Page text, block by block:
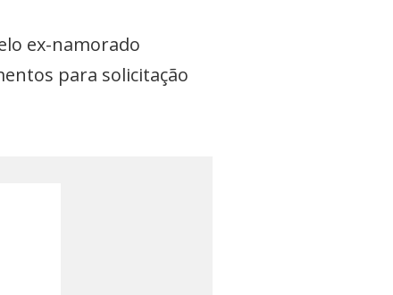
ex-namorado
para solicitação